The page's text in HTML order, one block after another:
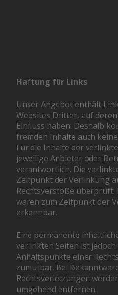
Haftung für Links
Unser Angebot enthält
Websites Dritter, auf
Einfluss haben. Deshalb
fremden Inhalte auch
Für die Inhalte der
jeweilige Anbieter oder
verantwortlich. Die
Zeitpunkt der Verlinkung
Rechtsverstöße überprüft.
waren zum Zeitpunkt der
erkennbar.
Eine permanente
verlinkten Seiten ist
Anhaltspunkte einer
zumutbar. Bei
Rechtsverletzungen
umgehend entfernen.